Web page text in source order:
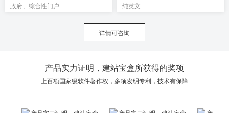
政府、综合性门户
纯英文
详情可咨询
产品实力证明，建站宝盒所获得的奖项
上百项国家级软件著作权，多项发明专利，技术有保障